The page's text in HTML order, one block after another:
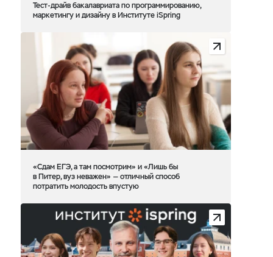
Тест-драйв бакалавриата по программированию,
маркетингу и дизайну в Институте iSpring
«Сдам ЕГЭ, а там посмотрим» и «Лишь бы
в Питер, вуз неважен» — отличный способ
потратить молодость впустую